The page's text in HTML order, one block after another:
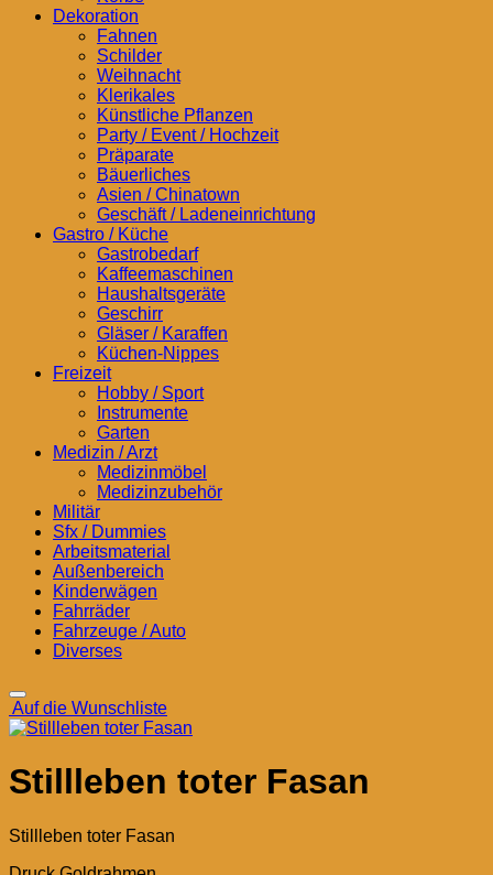
Dekoration
Fahnen
Schilder
Weihnacht
Klerikales
Künstliche Pflanzen
Party / Event / Hochzeit
Präparate
Bäuerliches
Asien / Chinatown
Geschäft / Ladeneinrichtung
Gastro / Küche
Gastrobedarf
Kaffeemaschinen
Haushaltsgeräte
Geschirr
Gläser / Karaffen
Küchen-Nippes
Freizeit
Hobby / Sport
Instrumente
Garten
Medizin / Arzt
Medizinmöbel
Medizinzubehör
Militär
Sfx / Dummies
Arbeitsmaterial
Außenbereich
Kinderwägen
Fahrräder
Fahrzeuge / Auto
Diverses
Auf die Wunschliste
Stillleben toter Fasan
Stillleben toter Fasan